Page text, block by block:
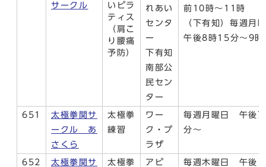
サークル
いピラ
ティス
（肩こ
り腰痛
予防）
れあい
センタ
ー
下有知
南部公
民セン
ター
前10時～11時
（下有知）毎週
午後8時15分～9
651
太極拳関サ
ークル あ
さくら
太極拳
練習
ワー
ク・プ
ラザ
毎週月曜日 午後7
分～
652
太極拳関サ
太極拳
アピ
毎週木曜日 午後1